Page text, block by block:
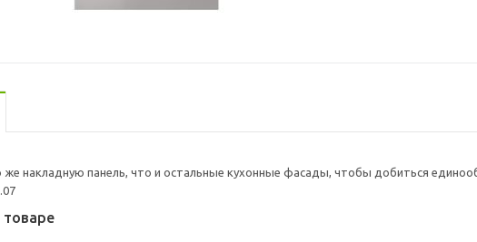
накладную панель, что и остальные кухонные фасады, чтобы добиться